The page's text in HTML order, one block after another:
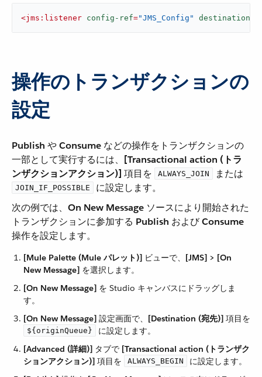
<jms:listener config-ref="JMS_Config" destination
操作のトランザクションの
設定
Publish ​ や ​Consume ​ などの操作をトランザクションの
一部として実行するには、​ [Transactional action (トラ
ンザクションアクション)] ​ 項目を ​ ALWAYS_JOIN ​ または ​
JOIN_IF_POSSIBLE
​ に設定します。
次の例では、​ On New Message ​ ソースにより開始された
トランザクションに参加する ​ Publish ​ および ​Consume
操作を設定します。
[Mule Palette (Mule パレット)] ​ ビューで、​ [JMS] > [On
New Message] ​ を選択します。
[On New Message] ​ を Studio キャンバスにドラッグしま
す。
[On New Message] ​ 設定画面で、​ [Destination (宛先)] ​ 項目を
${originQueue}
​ に設定します。
[Advanced (詳細)] ​ タブで ​ [Transactional action (トランザク
ションアクション)] ​ 項目を ​ ALWAYS_BEGIN
​ に設定します。